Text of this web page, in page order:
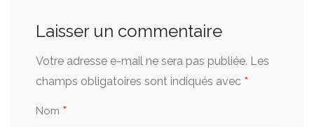
Laisser un commentaire
Votre adresse e-mail ne sera pas publiée. Les
champs obligatoires sont indiqués avec *
Nom *